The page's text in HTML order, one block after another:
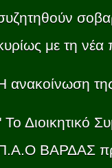
με τη
ανακοίνωση
Το Διοικητικό
ΒΑΡΔΑΣ